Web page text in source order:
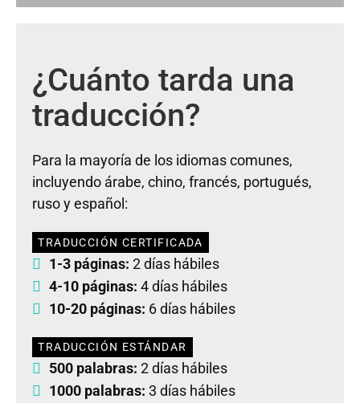
¿Cuánto tarda una
traducción?
Para la mayoría de los idiomas comunes,
incluyendo árabe, chino, francés, portugués,
ruso y español:
TRADUCCIÓN CERTIFICADA
1-3 páginas: 2 días hábiles
4-10 páginas: 4 días hábiles
10-20 páginas: 6 días hábiles
TRADUCCIÓN ESTÁNDAR
500 palabras: 2 días hábiles
1000 palabras: 3 días hábiles